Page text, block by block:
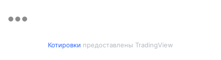
Котировки предоставлены TradingView